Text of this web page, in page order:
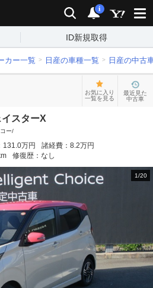
検索 通知
i
ID新規取得
カー一覧 日産の車種一覧 日産の中古
お気に入り
一覧を見る
最近見た
中古車
スターX
ー/
131.0万円 諸経費： 8.2万円
修復歴： なし
1/20